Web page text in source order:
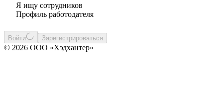
Я ищу сотрудников
Профиль работодателя
Войти Зарегистрироваться
© 2026 ООО «Хэдхантер»